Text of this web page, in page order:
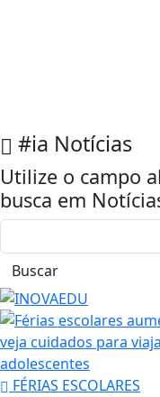
#ia Notícias
Utilize o campo
busca em
Buscar
FÉRIAS ESCOLARES